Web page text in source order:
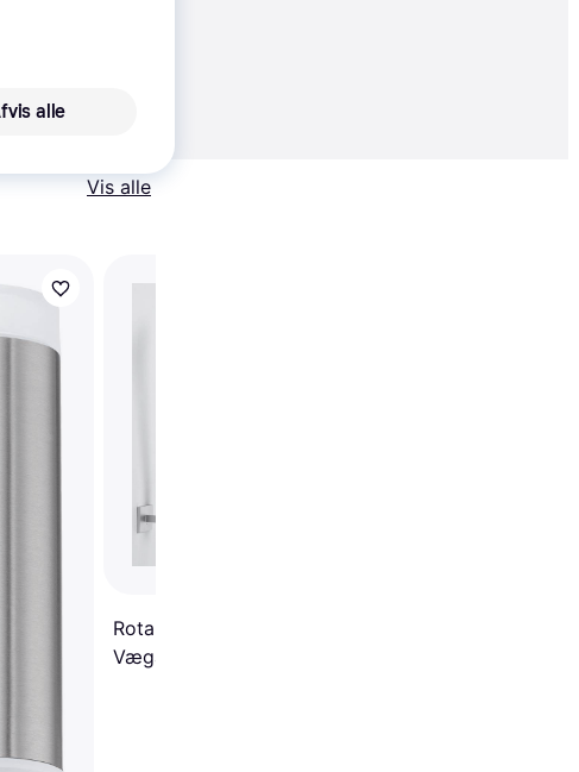
Eller 156 kr./md.
Vis alle
Rotaliana String W1
Vægarmatur ∅ 10.5cm
alle